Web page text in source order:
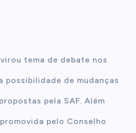
virou tema de debate nos
possibilidade de mudanças
pela SAF. Além
pelo Conselho